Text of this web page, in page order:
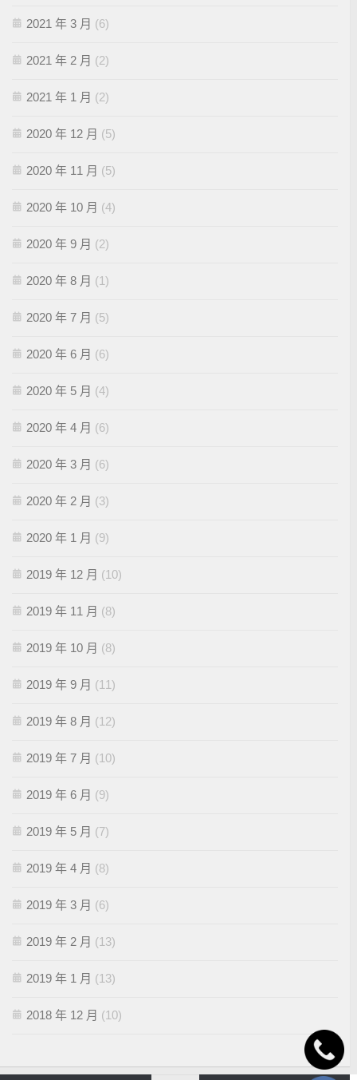
2021 年 3 月 (6)
2021 年 2 月 (2)
2021 年 1 月 (2)
2020 年 12 月 (5)
2020 年 11 月 (5)
2020 年 10 月 (4)
2020 年 9 月 (2)
2020 年 8 月 (1)
2020 年 7 月 (5)
2020 年 6 月 (6)
2020 年 5 月 (4)
2020 年 4 月 (6)
2020 年 3 月 (6)
2020 年 2 月 (3)
2020 年 1 月 (9)
2019 年 12 月 (10)
2019 年 11 月 (8)
2019 年 10 月 (8)
2019 年 9 月 (11)
2019 年 8 月 (12)
2019 年 7 月 (10)
2019 年 6 月 (9)
2019 年 5 月 (7)
2019 年 4 月 (8)
2019 年 3 月 (6)
2019 年 2 月 (13)
2019 年 1 月 (13)
2018 年 12 月 (10)